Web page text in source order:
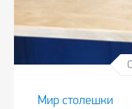
Мир столешки